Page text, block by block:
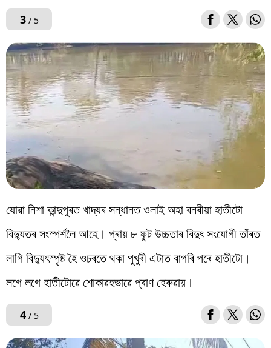
3/ 5
যোৱা নিশা কান্দুপুৰত খাদ্যৰ সন্ধানত ওলাই অহা বনৰীয়া হাতীটো
বিদ্যুতৰ সংস্পৰ্শলৈ আহে। প্ৰায় ৮ ফুট উচ্চতাৰ বিদুৎ সংযোগী তাঁৰত
লাগি বিদ্যুৎস্পৃষ্ট হৈ ওচৰতে থকা পুখুৰী এটাত বাগৰি পৰে হাতীটো।
লগে লগে হাতীটোৱে শোকাৱহভাৱে প্ৰাণ হেৰুৱায়।
4/ 5